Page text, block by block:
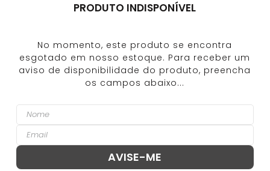
PRODUTO INDISPONÍVEL